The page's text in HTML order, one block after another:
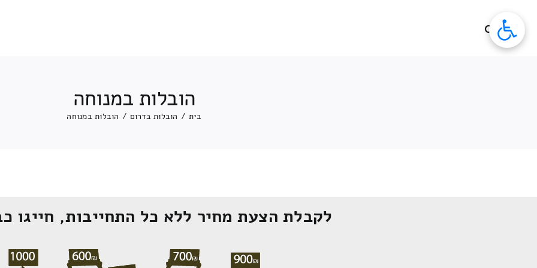
הובלות במנוחה
בית / הובלות בדרום / הובלות במנוחה
לקבלת הצעת מחיר ללא כל התחייבות, חייגו